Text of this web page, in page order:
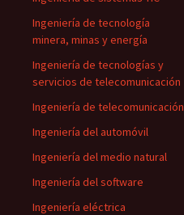
Ingeniería de tecnología
minera, minas y energía
Ingeniería de tecnologías y
servicios de telecomunicación
Ingeniería de telecomunicación
Ingeniería del automóvil
Ingeniería del medio natural
Ingeniería del software
Ingeniería eléctrica